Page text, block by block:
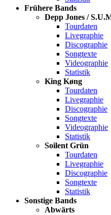
Frühere Bands
Depp Jones /
Tourdaten
Livegraphie
Discographie
Songtexte
Videographie
Statistik
King Køng
Tourdaten
Livegraphie
Discographie
Songtexte
Videographie
Statistik
Soilent Grün
Tourdaten
Livegraphie
Discographie
Songtexte
Statistik
Sonstige Bands
Abwärts